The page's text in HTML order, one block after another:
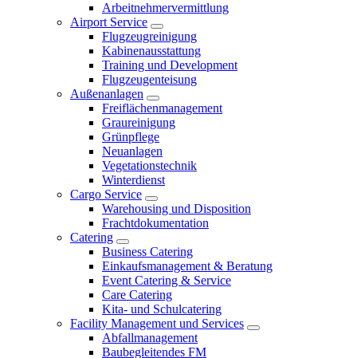
Arbeitnehmervermittlung
Airport Service
Flugzeugreinigung
Kabinenausstattung
Training und Development
Flugzeugenteisung
Außenanlagen
Freiflächenmanagement
Graureinigung
Grünpflege
Neuanlagen
Vegetationstechnik
Winterdienst
Cargo Service
Warehousing und Disposition
Frachtdokumentation
Catering
Business Catering
Einkaufsmanagement & Beratung
Event Catering & Service
Care Catering
Kita- und Schulcatering
Facility Management und Services
Abfallmanagement
Baubegleitendes FM